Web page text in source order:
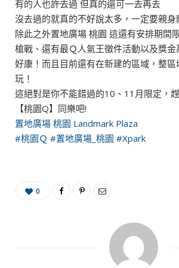
有的人也許去過 但真的還可一去再去
沒去過的就真的不好說太多，一定要親身
除此之外置地廣場 桃園 這還有安排期間
槍戰、還有最Ｑ人氣王徵件活動以及獎
好康！而且目前還有在新建的區域，整
玩！
這絕對是你不能錯過的10、11月限定，
【桃園Q】同樂吧!
置地廣場 桃園 Landmark Plaza
#桃園Ｑ #置地廣場_桃園 #Xpark
0